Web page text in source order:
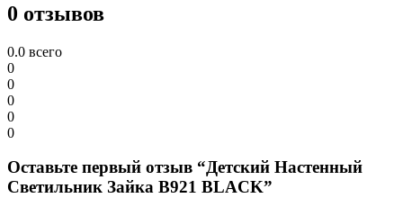
0 отзывов
0.0 всего
0
0
0
0
0
Оставьте первый отзыв “Детский Настенный
Светильник Зайка B921 BLACK”